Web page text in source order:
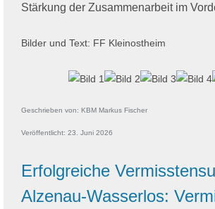
Stärkung der Zusammenarbeit im
Bilder und Text: FF Kleinostheim
Geschrieben von: KBM Markus Fischer
Veröffentlicht: 23. Juni 2026
Erfolgreiche
Alzenau-Wasserlos: